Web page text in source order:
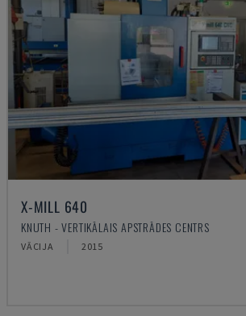
X-MILL 640
KNUTH - VERTIKĀLAIS APSTRĀDES CENTRS
VĀCIJA 2015